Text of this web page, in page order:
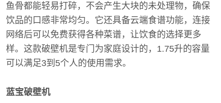
鱼骨都能轻易打碎，不会产生大块的未处理物，确保
饮品的口感非常均匀。它还具备云端食谱功能，连接
网络后可以免费获得各种菜谱，让饮食的选择更多
样。这款破壁机是专门为家庭设计的，1.75升的容量
可以满足3到5个人的使用需求。
蓝宝破壁机